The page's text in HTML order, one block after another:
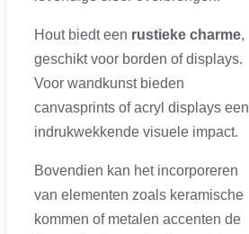
Hout biedt een rustieke charme,
geschikt voor borden of displays.
Voor wandkunst bieden
canvasprints of acryl displays een
indrukwekkende visuele impact.
Bovendien kan het incorporeren
van elementen zoals keramische
kommen of metalen accenten de